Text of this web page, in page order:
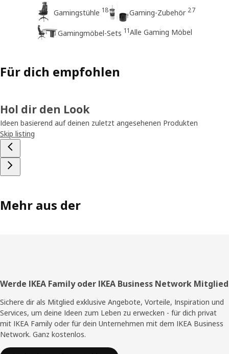
Gamingstühle 18 Gaming-Zubehör 27
Gamingmöbel-Sets 11Alle Gaming Möbel
Für dich empfohlen
Hol dir den Look
Ideen basierend auf deinen zuletzt angesehenen Produkten
Skip listing
Mehr aus der
Fußzeile
Werde IKEA Family oder IKEA Business Network Mitglied
Sichere dir als Mitglied exklusive Angebote, Vorteile, Inspiration und
Services, um deine Ideen zum Leben zu erwecken - für dich privat
mit IKEA Family oder für dein Unternehmen mit dem IKEA Business
Network. Ganz kostenlos.